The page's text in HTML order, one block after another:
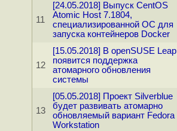
11
[24.05.2018] Выпуск CentOS
Atomic Host 7.1804,
специализированной ОС для
запуска контейнеров Docker
12
[15.05.2018] В openSUSE Leap
появится поддержка
атомарного обновления
системы
13
[05.05.2018] Проект Silverblue
будет развивать атомарно
обновляемый вариант Fedora
Workstation